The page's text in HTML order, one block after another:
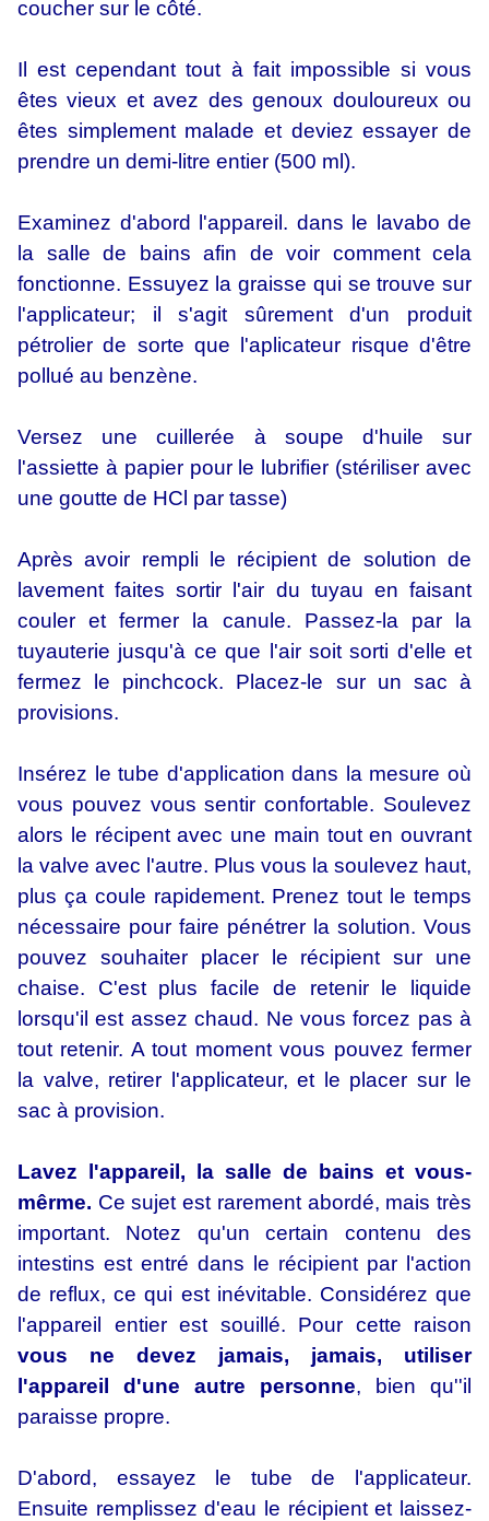
coucher sur le côté.
Il est cependant tout à fait impossible si vous
êtes vieux et avez des genoux douloureux ou
êtes simplement malade et deviez essayer de
prendre un demi-litre entier (500 ml).
Examinez d'abord l'appareil. dans le lavabo de
la salle de bains afin de voir comment cela
fonctionne. Essuyez la graisse qui se trouve sur
l'applicateur; il s'agit sûrement d'un produit
pétrolier de sorte que l'aplicateur risque d'être
pollué au benzène.
Versez une cuillerée à soupe d'huile sur
l'assiette à papier pour le lubrifier (stériliser avec
une goutte de HCl par tasse)
Après avoir rempli le récipient de solution de
lavement faites sortir l'air du tuyau en faisant
couler et fermer la canule. Passez-la par la
tuyauterie jusqu'à ce que l'air soit sorti d'elle et
fermez le pinchcock. Placez-le sur un sac à
provisions.
Insérez le tube d'application dans la mesure où
vous pouvez vous sentir confortable. Soulevez
alors le récipent avec une main tout en ouvrant
la valve avec l'autre. Plus vous la soulevez haut,
plus ça coule rapidement. Prenez tout le temps
nécessaire pour faire pénétrer la solution. Vous
pouvez souhaiter placer le récipient sur une
chaise. C'est plus facile de retenir le liquide
lorsqu'il est assez chaud. Ne vous forcez pas à
tout retenir. A tout moment vous pouvez fermer
la valve, retirer l'applicateur, et le placer sur le
sac à provision.
Lavez l'appareil, la salle de bains et vous-
mêrme. Ce sujet est rarement abordé, mais très
important. Notez qu'un certain contenu des
intestins est entré dans le récipient par l'action
de reflux, ce qui est inévitable. Considérez que
l'appareil entier est souillé. Pour cette raison
vous ne devez jamais, jamais, utiliser
l'appareil d'une autre personne, bien qu''il
paraisse propre.
D'abord, essayez le tube de l'applicateur.
Ensuite remplissez d'eau le récipient et laissez-